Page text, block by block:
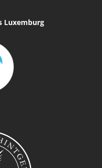
Luxemburg